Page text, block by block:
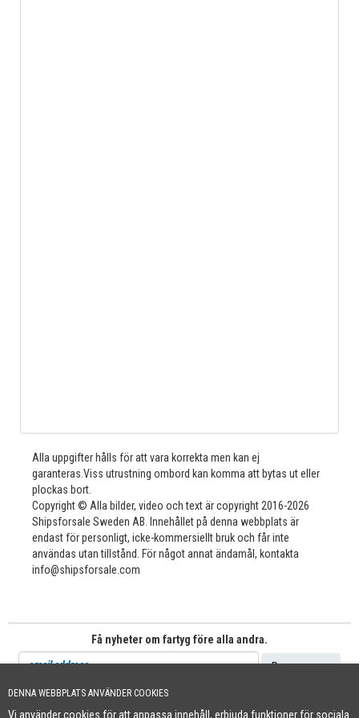
DENNA WEBBPLATS ANVÄNDER COOKIES
Vi använder cookies för att anpassa innehåll, erbjuda funktioner för sociala
Alla uppgifter hålls för att vara korrekta men kan ej
garanteras.Viss utrustning ombord kan komma att bytas ut eller
plockas bort.
Copyright © Alla bilder, video och text är copyright 2016-2026
Shipsforsale Sweden AB. Innehållet på denna webbplats är
endast för personligt, icke-kommersiellt bruk och får inte
användas utan tillstånd. För något annat ändamål, kontakta
info@shipsforsale.com
Få nyheter om fartyg före alla andra.